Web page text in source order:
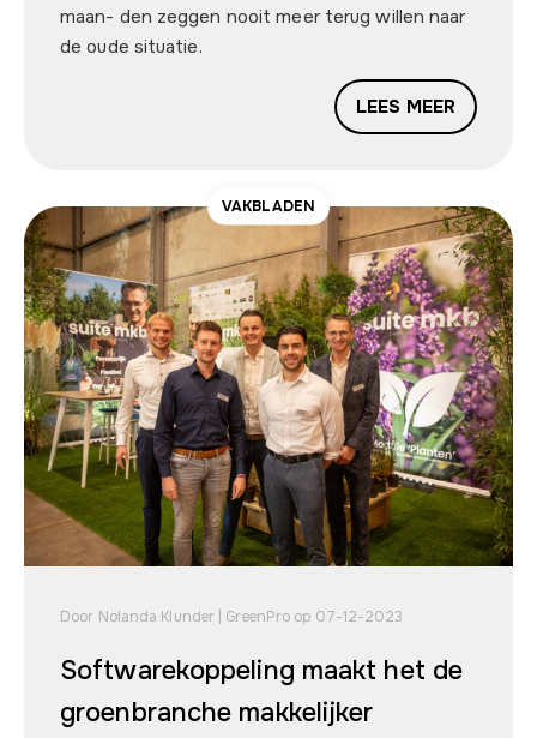
maan- den zeggen nooit meer terug willen naar
de oude situatie.
LEES MEER
VAKBLADEN
Door Nolanda Klunder | GreenPro op 07-12-2023
Softwarekoppeling maakt het de
groenbranche makkelijker